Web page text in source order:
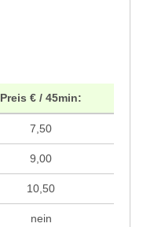
Preis € / 45min:
7,50
9,00
10,50
nein